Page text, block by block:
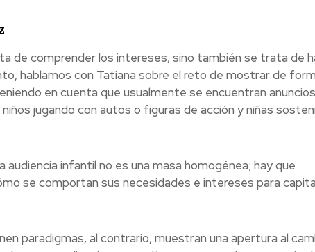
de comprender los intereses, sino también se trata de
hablamos con Tatiana sobre el reto de mostrar de
en cuenta que usualmente se encuentran anuncios
jugando con autos o figuras de acción y niñas
infantil no es una masa homogénea; hay que
se comportan sus necesidades e intereses para
paradigmas, al contrario, muestran una apertura al